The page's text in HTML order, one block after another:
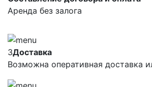
Аренда без залога
3Доставка
Возможна оперативная доставка